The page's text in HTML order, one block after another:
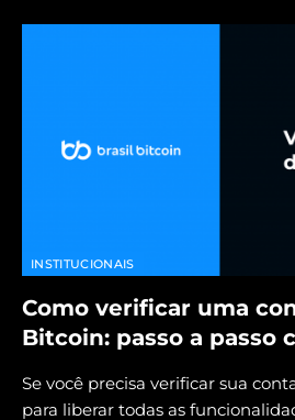
INSTITUCIONAIS
Como verificar uma
Bitcoin: passo a passo
Se você precisa verificar sua
para liberar todas as